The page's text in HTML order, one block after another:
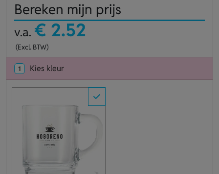
Bereken mijn prijs
v.a. € 2.52
(Excl. BTW)
1 Kies kleur